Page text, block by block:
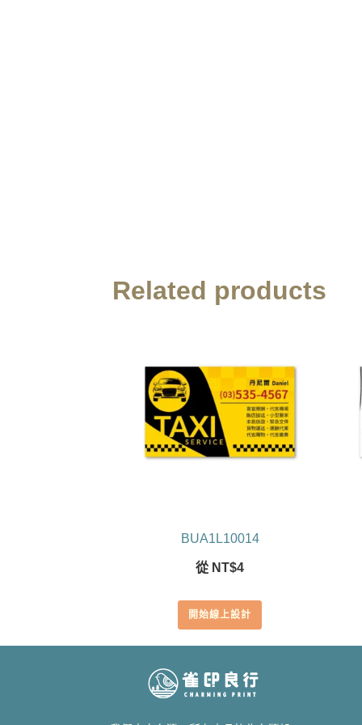
Related products
BUA1L10014
從 NT$4
開始線上設計